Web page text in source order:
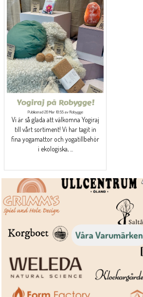
Yogiraj på Robygge!
Publicerad 20 Mar 10:55 av Robygge
Vi är så glada att välkomna Yogiraj
till vårt sortiment! Vi har tagit in
fina yogamattor och yogatillbehör
i ekologiska, ...
Våra Varumärken